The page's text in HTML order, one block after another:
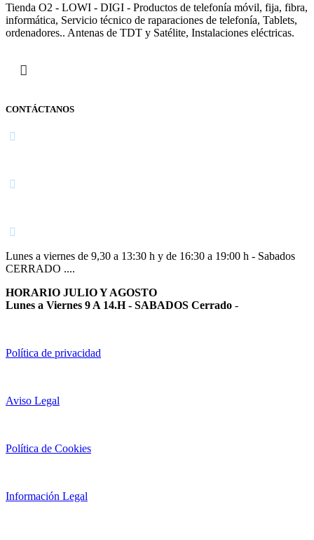
Tienda O2 - LOWI - DIGI - Productos de telefonía móvil, fija, fibra,
informática, Servicio técnico de raparaciones de telefonía, Tablets,
ordenadores.. Antenas de TDT y Satélite, Instalaciones eléctricas.
CONTÁCTANOS
Lunes a viernes de 9,30 a 13:30 h y de 16:30 a 19:00 h - Sabados
CERRADO ....
HORARIO JULIO Y AGOSTO
Lunes a Viernes 9 A 14.H - SABADOS Cerrado -
Política de privacidad
Aviso Legal
Política de Cookies
Información Legal